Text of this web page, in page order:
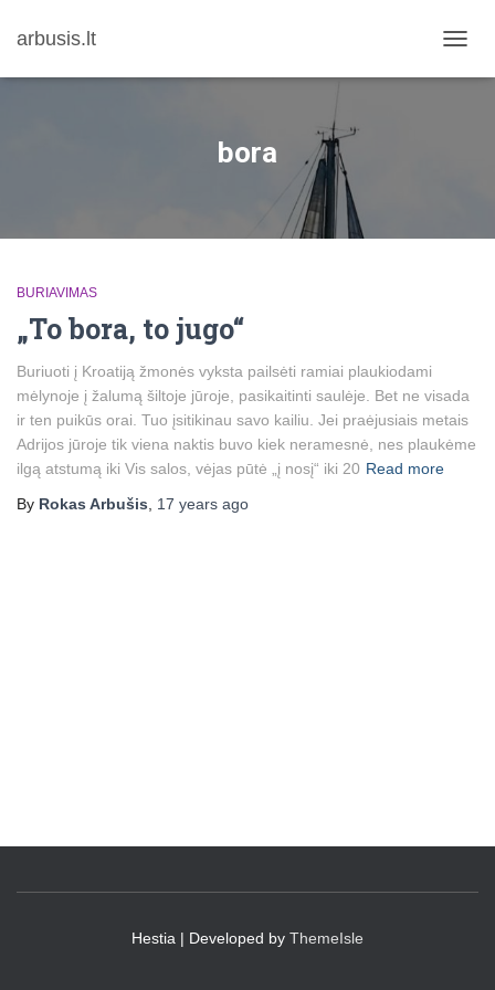
arbusis.lt
bora
BURIAVIMAS
„To bora, to jugo“
Buriuoti į Kroatiją žmonės vyksta pailsėti ramiai plaukiodami
mėlynoje į žalumą šiltoje jūroje, pasikaitinti saulėje. Bet ne visada
ir ten puikūs orai. Tuo įsitikinau savo kailiu. Jei praėjusiais metais
Adrijos jūroje tik viena naktis buvo kiek neramesnė, nes plaukėme
ilgą atstumą iki Vis salos, vėjas pūtė „į nosį“ iki 20 Read more
By Rokas Arbušis 17 years ago
Hestia | Developed by ThemeIsle